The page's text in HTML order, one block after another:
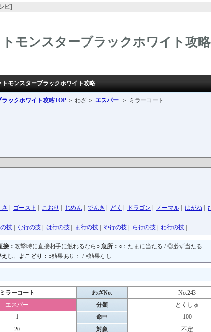
ピ]
モンスターブラックホワイト攻略
モンスターブラックホワイト攻略
ラックホワイト攻略TOP ＞ わざ ＞ エスパー ＞ ミラーコート
さ ゴースト こおり じめん でんき どく ドラゴン ノーマル はがね
技 な行の技 は行の技 ま行の技 や行の技 ら行の技 わ行の技
接： 攻撃時に直接相手に触れるなら○ 急所： ○：たまに当たる / ◎必ず当たる
し、よこどり： ○効果あり： / ×効果なし
ミラーコート わざNo.
No.243
エスパー 分類
とくしゅ
1 命中
100
20 対象
不定